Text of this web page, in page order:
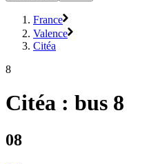
France
Valence
Citéa
8
Citéa : bus 8
08